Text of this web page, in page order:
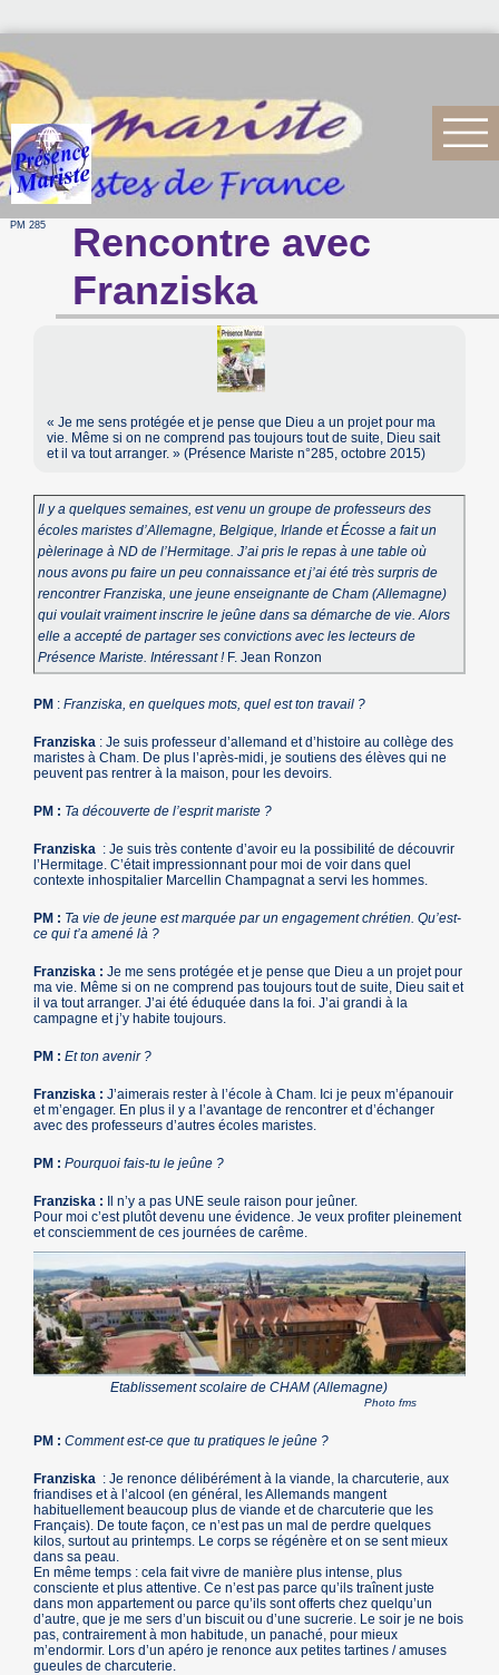
PM 285
Rencontre avec
Franziska
« Je me sens protégée et je pense que Dieu a un projet pour ma
vie. Même si on ne comprend pas toujours tout de suite, Dieu sait
et il va tout arranger. » (Présence Mariste n°285, octobre 2015)
Il y a quelques semaines, est venu un groupe de professeurs des
écoles maristes d’Allemagne, Belgique, Irlande et Écosse a fait un
pèlerinage à ND de l’Hermitage. J’ai pris le repas à une table où
nous avons pu faire un peu connaissance et j’ai été très surpris de
rencontrer Franziska, une jeune enseignante de Cham (Allemagne)
qui voulait vraiment inscrire le jeûne dans sa démarche de vie. Alors
elle a accepté de partager ses convictions avec les lecteurs de
Présence Mariste. Intéressant !F. Jean Ronzon
PM :Franziska, en quelques mots, quel est ton travail ?
Franziska : Je suis professeur d’allemand et d’histoire au collège des
maristes à Cham. De plus l’après-midi, je soutiens des élèves qui ne
peuvent pas rentrer à la maison, pour les devoirs.
PM : Ta découverte de l’esprit mariste ?
Franziska : Je suis très contente d’avoir eu la possibilité de découvrir
l’Hermitage. C’était impressionnant pour moi de voir dans quel
contexte inhospitalier Marcellin Champagnat a servi les hommes.
PM : Ta vie de jeune est marquée par un engagement chrétien. Qu’est-
ce qui t’a amené là ?
Franziska : Je me sens protégée et je pense que Dieu a un projet pour
ma vie. Même si on ne comprend pas toujours tout de suite, Dieu sait et
il va tout arranger. J’ai été éduquée dans la foi. J’ai grandi à la
campagne et j’y habite toujours.
PM : Et ton avenir ?
Franziska : J’aimerais rester à l’école à Cham. Ici je peux m’épanouir
et m’engager. En plus il y a l’avantage de rencontrer et d’échanger
avec des professeurs d’autres écoles maristes.
PM : Pourquoi fais-tu le jeûne ?
Franziska : Il n’y a pas UNE seule raison pour jeûner.
Pour moi c’est plutôt devenu une évidence. Je veux profiter pleinement
et consciemment de ces journées de carême.
Etablissement scolaire de CHAM (Allemagne)
Photo fms
PM : Comment est-ce que tu pratiques le jeûne ?
Franziska : Je renonce délibérément à la viande, la charcuterie, aux
friandises et à l’alcool (en général, les Allemands mangent
habituellement beaucoup plus de viande et de charcuterie que les
Français). De toute façon, ce n’est pas un mal de perdre quelques
kilos, surtout au printemps. Le corps se régénère et on se sent mieux
dans sa peau.
En même temps : cela fait vivre de manière plus intense, plus
consciente et plus attentive. Ce n’est pas parce qu’ils traînent juste
dans mon appartement ou parce qu’ils sont offerts chez quelqu’un
d’autre, que je me sers d’un biscuit ou d’une sucrerie. Le soir je ne bois
pas, contrairement à mon habitude, un panaché, pour mieux
m’endormir. Lors d’un apéro je renonce aux petites tartines / amuses
gueules de charcuterie.